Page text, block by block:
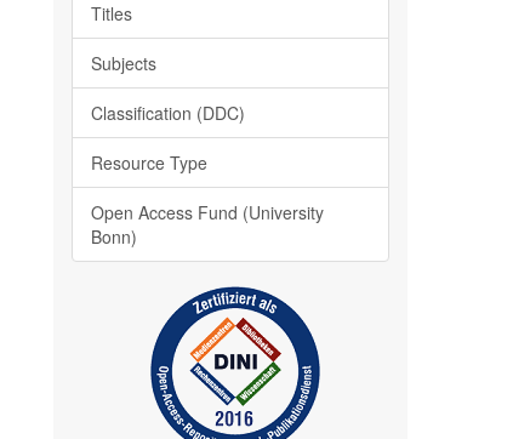
Titles
Subjects
Classification (DDC)
Resource Type
Open Access Fund (University
Bonn)